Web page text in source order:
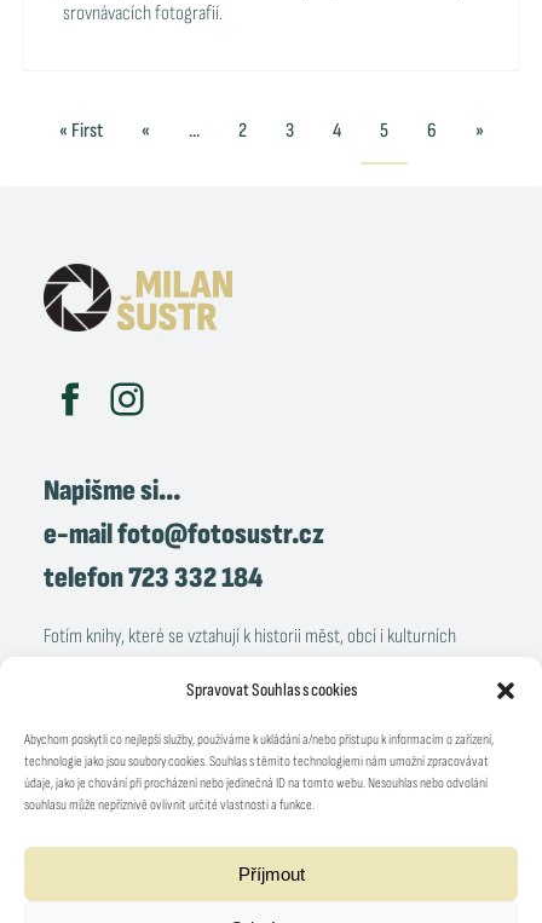
Spravovat Souhlas s cookies
Abychom poskytli co nejlepší služby, používáme k ukládání a/nebo přístupu k informacím o zařízení,
technologie jako jsou soubory cookies. Souhlas s těmito technologiemi nám umožní zpracovávat
údaje, jako je chování při procházení nebo jedinečná ID na tomto webu. Nesouhlas nebo odvolání
souhlasu může nepříznivě ovlivnit určité vlastnosti a funkce.
Příjmout
srovnávacích fotografií.
« First « ... 2 3 4 5 6 »
Napišme si…
e-mailfoto@fotosustr.cz
telefon723 332 184
Fotím knihy, které se vztahují k historii měst, obcí i kulturních
Zabývám se také reportážní a částečně i portrétní fotografií. Každý
rok mám několik fotografických výstav se sociální nebo
architektonickou tematikou.
Milan Šustr
Okružní ulice 2010/62, 591 01 Žďár nad Sázavou